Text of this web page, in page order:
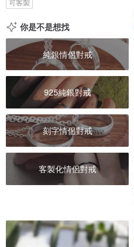
你是不是想找
純銀情侶對戒
925純銀對戒
刻字情侶對戒
客製化情侶對戒